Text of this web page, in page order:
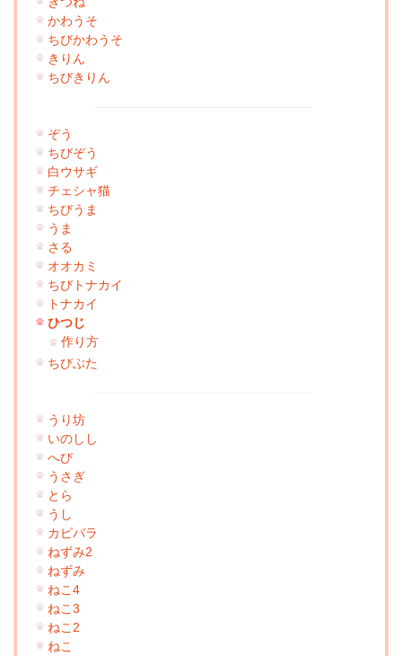
かわうそ
ちびかわうそ
きりん
ちびきりん
ぞう
ちびぞう
白ウサギ
チェシャ猫
ちびうま
うま
さる
オオカミ
ちびトナカイ
トナカイ
ひつじ
作り方
ちびぶた
うり坊
いのしし
へび
うさぎ
とら
うし
カピバラ
ねずみ2
ねずみ
ねこ4
ねこ3
ねこ2
ねこ